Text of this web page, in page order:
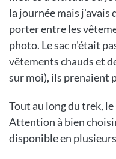
la journée mais j'avais
porter entre les
photo. Le sac n'était
vêtements chauds et
sur moi), ils prenaient
Tout au long du trek,
Attention à bien
disponible en